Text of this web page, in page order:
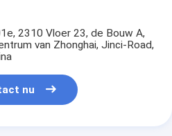
2310 Vloer 23, de Bouw A,
van Zhonghai, Jinci-Road,
nu